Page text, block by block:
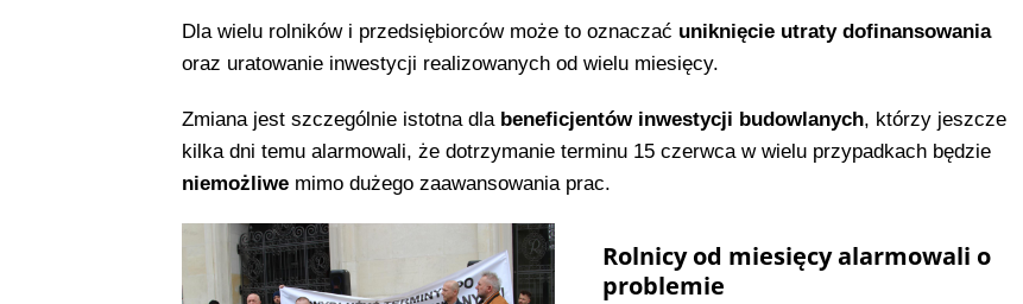
Dla wielu rolników i przedsiębiorców może to oznaczać uniknięcie utraty dofinansowania
oraz uratowanie inwestycji realizowanych od wielu miesięcy.
Zmiana jest szczególnie istotna dla beneficjentów inwestycji budowlanych, którzy jeszcze
kilka dni temu alarmowali, że dotrzymanie terminu 15 czerwca w wielu przypadkach będzie
niemożliwemimo dużego zaawansowania prac.
Rolnicy od miesięcy alarmowali o
problemie